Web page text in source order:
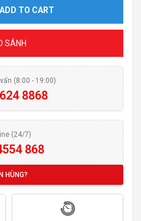
ADD TO CART
SÁNH
(8:00 - 19:00)
8868
(24/7)
868
HÙNG?